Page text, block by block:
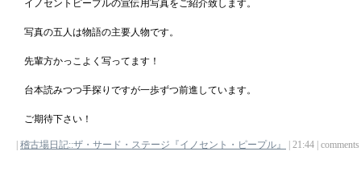
イノセントピープルの宣伝用写真をご紹介致します。
写真の五人は物語の主要人物です。
先輩方かっこよく写ってます！
台本読みつつ手探りですが一歩ずつ前進しています。
ご期待下さい！
稽古場日記::ザ・サード・ステージ『イノセント・ピープル』 | 21:44 |